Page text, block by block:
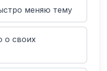
меняю тему
о своих